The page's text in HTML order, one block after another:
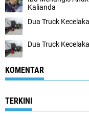
Kalianda
Dua Truck
Dua Truck
KOMENTAR
TERKINI